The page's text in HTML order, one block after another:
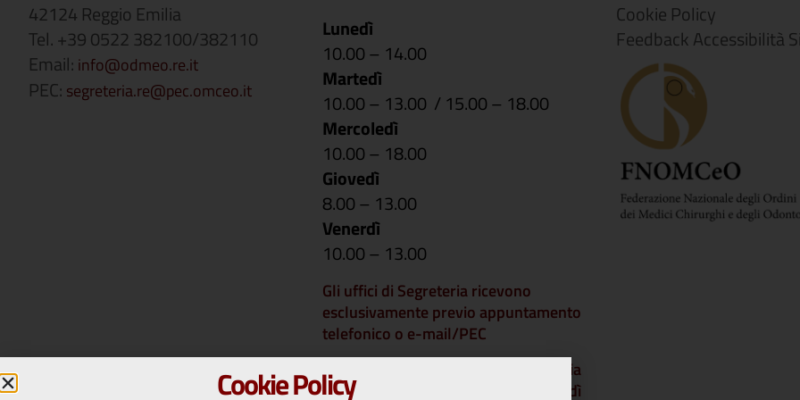
42124 Reggio Emilia
Tel. +39 0522 382100/382110
Email: info@odmeo.re.it
PEC: segreteria.re@pec.omceo.it
Lunedì
10.00 – 14.00
Martedì
10.00 – 13.00 / 15.00 – 18.00
Mercoledì
10.00 – 18.00
Giovedì
8.00 – 13.00
Venerdì
10.00 – 13.00
Gli uffici di Segreteria ricevono
esclusivamente previo appuntamento
telefonico o e-mail/PEC
Si comunica che gli Uffici di Segreteria
rimarranno chiusi a partire da venerdì
Cookie Policy
Feedback Accessibilità
Cookie Policy